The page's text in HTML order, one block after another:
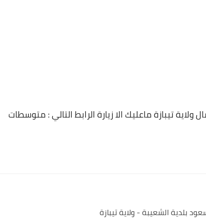
تيبازة ماعليك الا زيارة الرابط التالي : متوسطات
بلدية الشعيبة - ولاية تيبازة